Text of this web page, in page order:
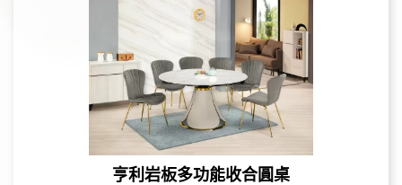
亨利岩板多功能收合圓桌